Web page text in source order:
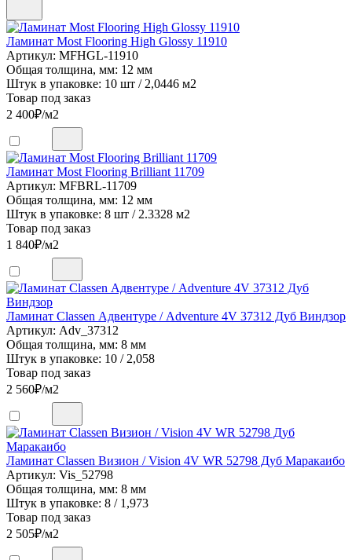
Ламинат Most Flooring High Glossy 11910
Артикул: MFHGL-11910
Общая толщина, мм: 12 мм
Штук в упаковке: 10 шт / 2,0446 м2
Товар под заказ
2 400₽/м2
Ламинат Most Flooring Brilliant 11709
Артикул: MFBRL-11709
Общая толщина, мм: 12 мм
Штук в упаковке: 8 шт / 2.3328 м2
Товар под заказ
1 840₽/м2
Ламинат Classen Адвентуре / Adventure 4V 37312 Дуб Виндзор
Артикул: Adv_37312
Общая толщина, мм: 8 мм
Штук в упаковке: 10 / 2,058
Товар под заказ
2 560₽/м2
Ламинат Classen Визион / Vision 4V WR 52798 Дуб Маракаибо
Артикул: Vis_52798
Общая толщина, мм: 8 мм
Штук в упаковке: 8 / 1,973
Товар под заказ
2 505₽/м2